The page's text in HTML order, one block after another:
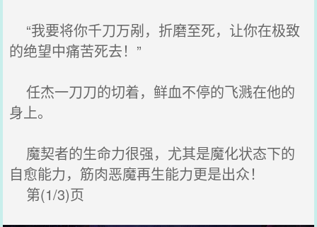
“我要将你千刀万剐，折磨至死，让你在极致
的绝望中痛苦死去！”
任杰一刀刀的切着，鲜血不停的飞溅在他的
身上。
魔契者的生命力很强，尤其是魔化状态下的
自愈能力，筋肉恶魔再生能力更是出众！
第(1/3)页